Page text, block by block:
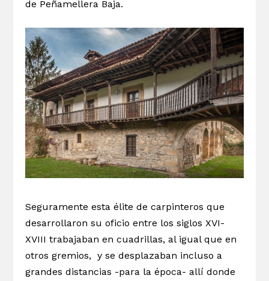
de Peñamellera Baja.
Seguramente esta élite de carpinteros que
desarrollaron su oficio entre los siglos XVI-
XVIII trabajaban en cuadrillas, al igual que en
otros gremios, y se desplazaban incluso a
grandes distancias -para la época- allí donde